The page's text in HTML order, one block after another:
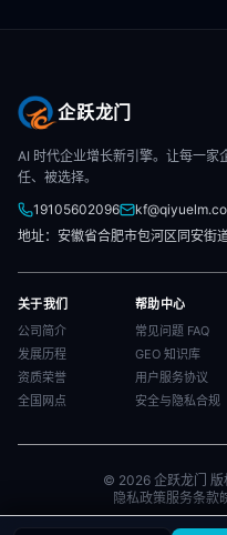
企跃龙门
AI 时代企业增长新引擎。让每一家
任、被选择。
19105602096
地址：安徽省合肥市包河区同安街
关于我们
公司简介
发展历程
资质荣誉
全国网点
帮助中心
常见问题 FAQ
GEO 知识库
用户服务协议
安全与隐私合规
© 2026 企跃龙门 版
隐私政策服务条款